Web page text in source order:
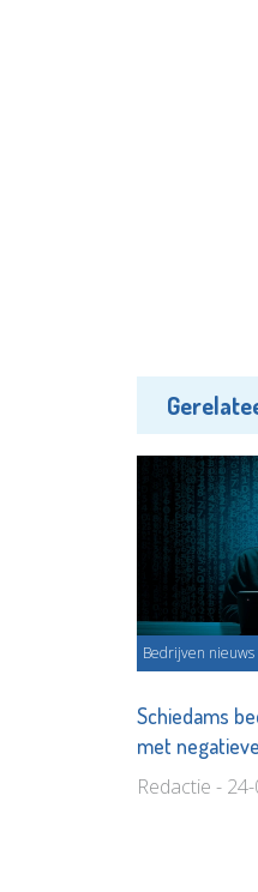
Bedrijven nieuws
Schiedams
met
Redactie -